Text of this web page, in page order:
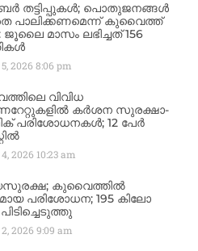
തട്ടിപ്പുകൾ; പൊതുജനങ്ങൾ
പാലിക്കണമെന്ന് കുവൈത്ത്
ജൂലൈ മാസം ലഭിച്ചത് 156
20268:06 pm
വിവിധ
കർശന സുരക്ഷാ-
പരിശോധനകൾ; 12 പേർ
2026 10:23 am
കുവൈത്തിൽ
പരിശോധന; 195 കിലോ
പിടിച്ചെടുത്തു
20269:09 am